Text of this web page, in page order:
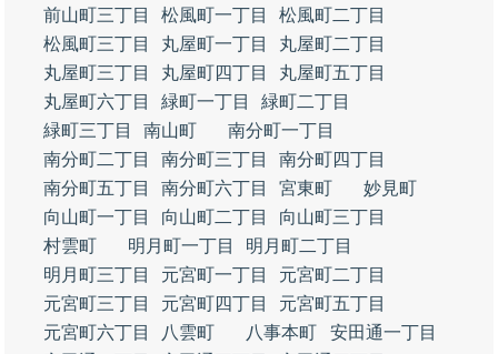
前山町三丁目
松風町一丁目
松風町二丁目
松風町三丁目
丸屋町一丁目
丸屋町二丁目
丸屋町三丁目
丸屋町四丁目
丸屋町五丁目
丸屋町六丁目
緑町一丁目
緑町二丁目
緑町三丁目
南山町
南分町一丁目
南分町二丁目
南分町三丁目
南分町四丁目
南分町五丁目
南分町六丁目 宮東町
妙見町
向山町一丁目
向山町二丁目
向山町三丁目
村雲町
明月町一丁目
明月町二丁目
明月町三丁目
元宮町一丁目
元宮町二丁目
元宮町三丁目
元宮町四丁目
元宮町五丁目
元宮町六丁目
八雲町 八事本町
安田通一丁目